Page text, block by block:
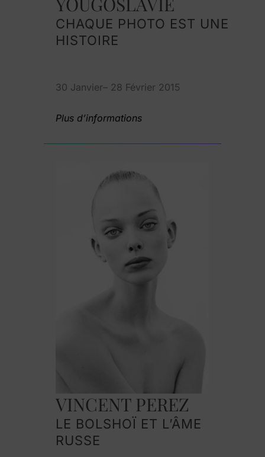
CHAQUE PHOTO EST UNE
HISTOIRE
30 Janvier– 28 Février 2015
Plus d’informations
VINCENT PEREZ
LE BOLSHOÏ ET L’ÂME
RUSSE